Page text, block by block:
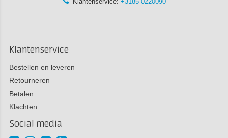
Klantenservice
Bestellen en leveren
Retourneren
Betalen
Klachten
Social media